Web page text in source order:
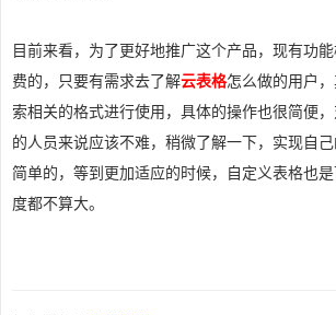
目前来看，为了更好地推广这个产品，现有功
费的，只要有需求去了解云表格怎么做的用户
索相关的格式进行使用，具体的操作也很简便
的人员来说应该不难，稍微了解一下，实现自
简单的，等到更加适应的时候，自定义表格也
度都不算大。